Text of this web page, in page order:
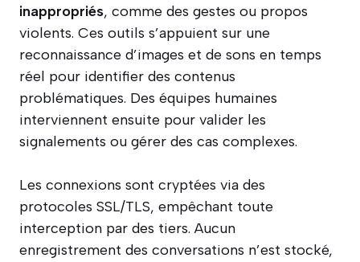
inappropriés, comme des gestes ou propos
violents. Ces outils s’appuient sur une
reconnaissance d’images et de sons en temps
réel pour identifier des contenus
problématiques. Des équipes humaines
interviennent ensuite pour valider les
signalements ou gérer des cas complexes.
Les connexions sont cryptées via des
protocoles SSL/TLS, empêchant toute
interception par des tiers. Aucun
enregistrement des conversations n’est stocké,